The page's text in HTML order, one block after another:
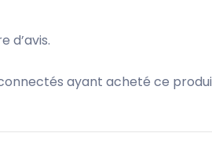
d’avis.
ayant acheté ce